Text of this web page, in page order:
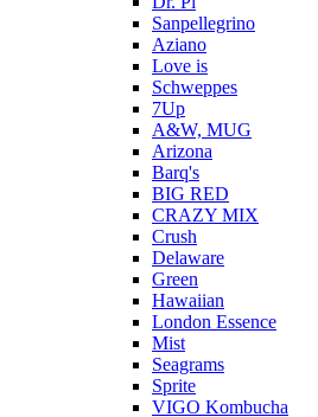
Sanpellegrino
Aziano
Love is
Schweppes
7Up
A&W, MUG
Arizona
Barq's
BIG RED
CRAZY MIX
Crush
Delaware
Green
Hawaiian
London Essence
Mist
Seagrams
Sprite
VIGO Kombucha